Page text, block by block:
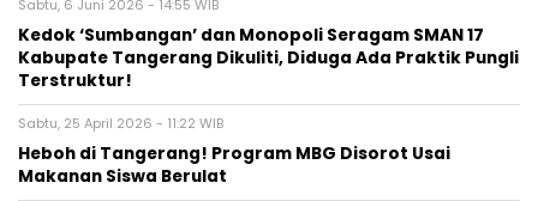
Sabtu, 6 Juni 2026 - 14:55 WIB
Kedok ‘Sumbangan’ dan Monopoli Seragam SMAN 17
Kabupate Tangerang Dikuliti, Diduga Ada Praktik Pungli
Terstruktur!
Sabtu, 25 April 2026 - 11:22 WIB
Heboh di Tangerang! Program MBG Disorot Usai
Makanan Siswa Berulat